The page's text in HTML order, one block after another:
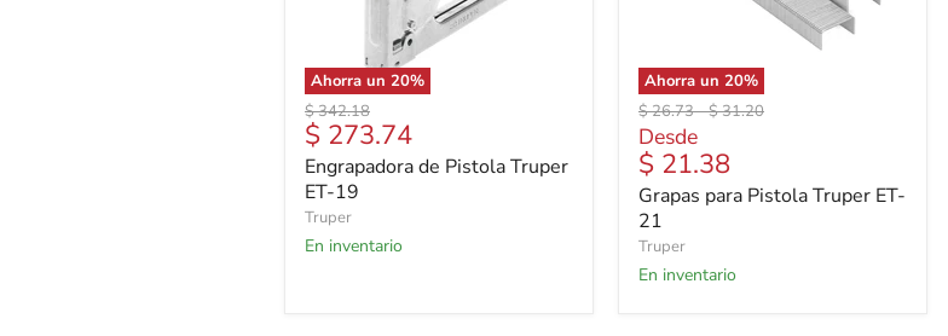
Ahorra un 20%
Precio
original
$ 342.18
Precio
actual
$ 273.74
Engrapadora de Pistola Truper
ET-19
Truper
En inventario
Ahorra un 20%
Precio
original
$ 26.73-Precio
$ 31.20
Desde
$ 21.38
Grapas para Pistola Truper ET-
21
Truper
En inventario